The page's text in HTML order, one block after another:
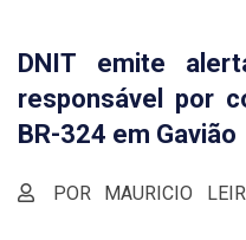
DNIT emite
responsável por
BR-324 em Gavião
POR MAURICIO